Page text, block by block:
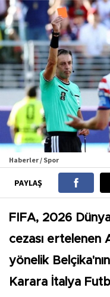
Haberler / Spor
PAYLAŞ
FIFA, 2026 Dünya
cezası ertelenen
yönelik
Karara İtalya